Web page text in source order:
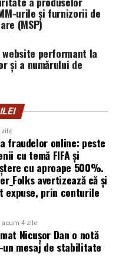
locala ai PNL) –
concurentilor
de incalcare a
precum si a
linie de apărare”,
Officer
care a inclus în
asociate
în principal
gazdă, însă
pot fi afectate
legătură directă cu
vânzarea de bilete.
urile și furnizorii de
(MSP)
performant la
și a numărului de
zile
fraudelor online: peste
cu temă FIFA și
cu aproape 500%.
avertizează că și
expuse, prin conturile
acum 4 zile
Nicușor Dan o notă
mesaj de stabilitate